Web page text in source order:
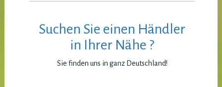
Suchen Sie einen Händler
in Ihrer Nähe ?
Sie finden uns in ganz Deutschland!